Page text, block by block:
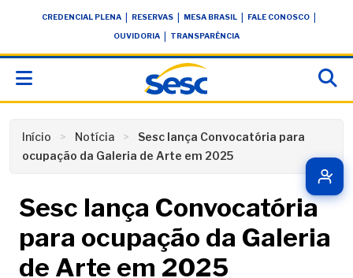
conteúdoCREDENCIAL PLENA RESERVAS MESA BRASIL FALE CONOSCO
OUVIDORIA TRANSPARÊNCIA
Início Notícia
Sesc lança Convocatória para
ocupação da Galeria de Arte em 2025
Sesc lança Convocatória
para ocupação da Galeria
de Arte em 2025